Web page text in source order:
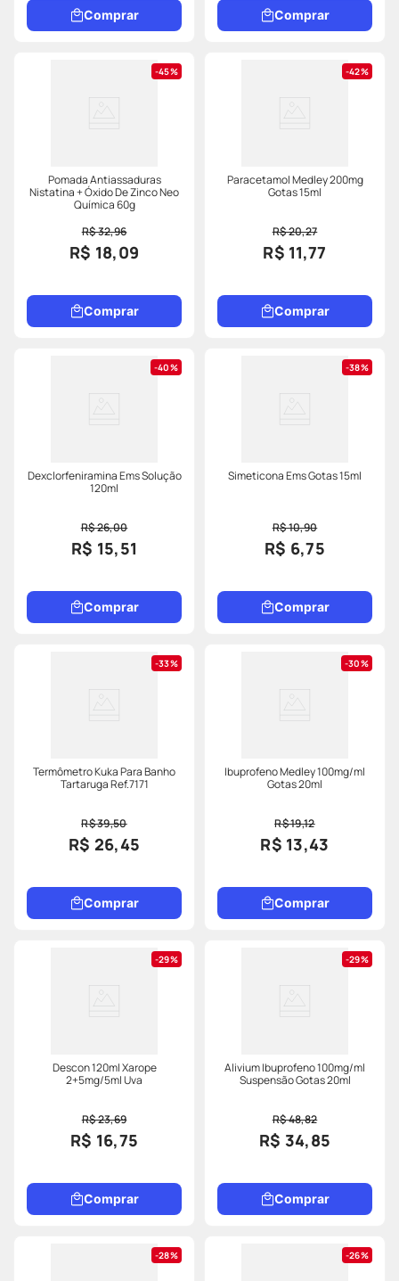
Comprar Comprar
45%
Pomada Antiassaduras
Nistatina + Óxido De Zinco Neo
Química 60g
R$ 32,96
R$ 18,09
Comprar
42%
Paracetamol Medley 200mg
Gotas 15ml
R$ 20,27
R$ 11,77
Comprar
40%
Dexclorfeniramina Ems Solução
120ml
R$ 26,00
R$ 15,51
Comprar
38%
Simeticona Ems Gotas 15ml
R$ 10,90
R$ 6,75
Comprar
33%
Termômetro Kuka Para Banho
Tartaruga Ref.7171
R$ 39,50
R$ 26,45
Comprar
30%
Ibuprofeno Medley 100mg/ml
Gotas 20ml
R$ 19,12
R$ 13,43
Comprar
29%
Descon 120ml Xarope
2+5mg/5ml Uva
R$ 23,69
R$ 16,75
Comprar
29%
Alivium Ibuprofeno 100mg/ml
Suspensão Gotas 20ml
R$ 48,82
R$ 34,85
Comprar
28% 26%